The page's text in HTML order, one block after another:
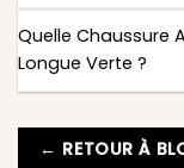
Quelle Chaussure
Longue Verte ?
← RETOUR À